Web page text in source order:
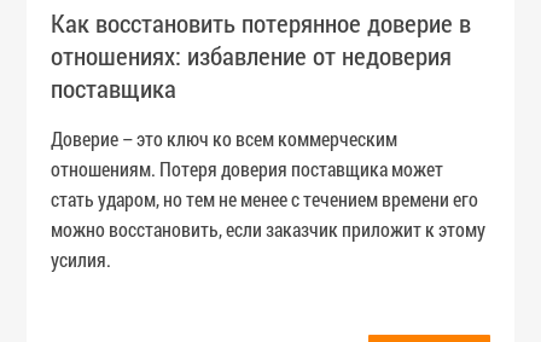
Как восстановить потерянное доверие в
отношениях: избавление от недоверия
поставщика
Доверие – это ключ ко всем коммерческим
отношениям. Потеря доверия поставщика может
стать ударом, но тем не менее с течением времени его
можно восстановить, если заказчик приложит к этому
усилия.